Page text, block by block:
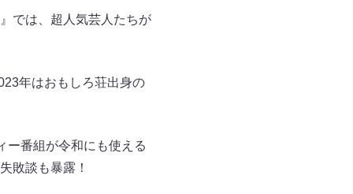
では、超人気芸人たちが
年はおもしろ荘出身の
ー番組が令和にも使える
敗談も暴露！